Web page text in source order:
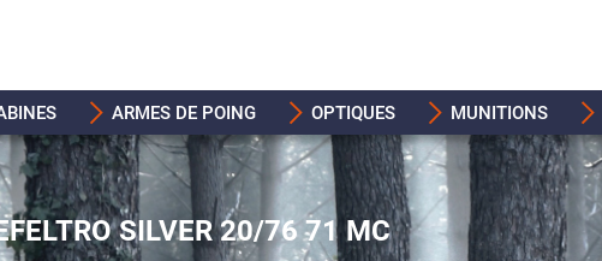
ARMES DE POING OPTIQUES MUNITIONS
SILVER 20/76 71 MC